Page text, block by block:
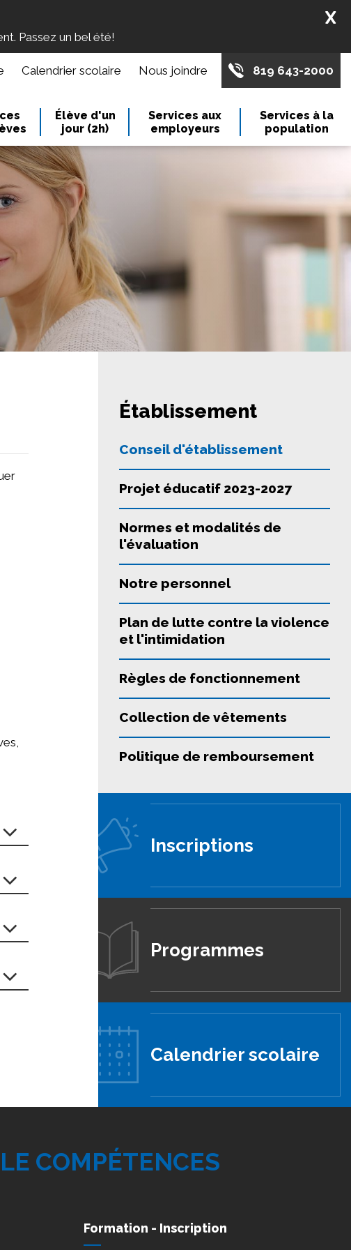
X
Passez un bel été!
Calendrier scolaire Nous joindre 819 643-2000
Élève d'un
jour (2h)
Services aux
employeurs
Services à la
population
Établissement
Conseil d'établissement
Projet éducatif 2023-2027
Normes et modalités de
l'évaluation
Notre personnel
Plan de lutte contre la violence
et l'intimidation
Règles de fonctionnement
Collection de vêtements
Politique de remboursement
Inscriptions
Programmes
Calendrier scolaire
COMPÉTENCES
Formation - Inscription